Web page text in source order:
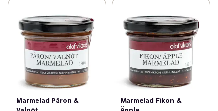
Marmelad Päron &
Marmelad Fikon &